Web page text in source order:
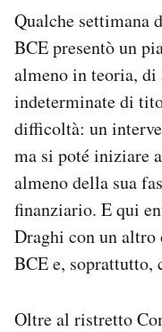
Qualche settimana
BCE presentò un
almeno in teoria, di
indeterminate di
difficoltà: un
ma si poté iniziare
almeno della sua
finanziario. E qui
Draghi con un altro
BCE e, soprattutto,
Oltre al ristretto